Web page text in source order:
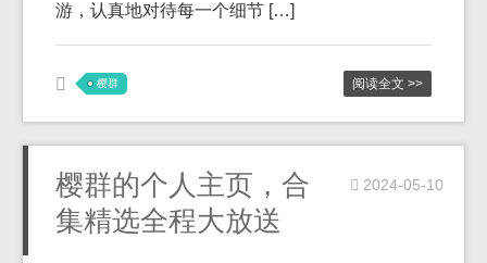
游，认真地对待每一个细节 […]
樱群 阅读全文 >>
樱群的个人主页，合
集精选全程大放送
2024-05-10